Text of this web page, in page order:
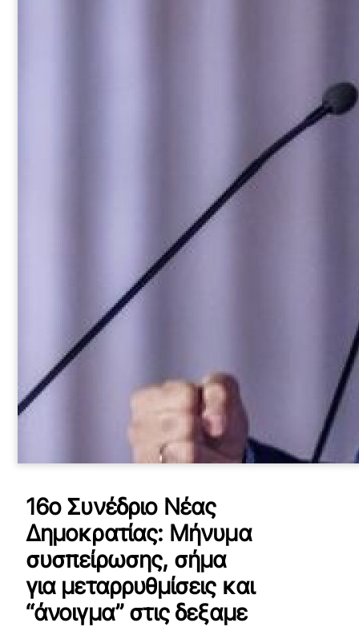
16ο Συνέδριο Νέας
Δημοκρατίας: Μήνυμα
συσπείρωσης, σήμα
για μεταρρυθμίσεις και
“άνοιγμα” στις δεξαμε